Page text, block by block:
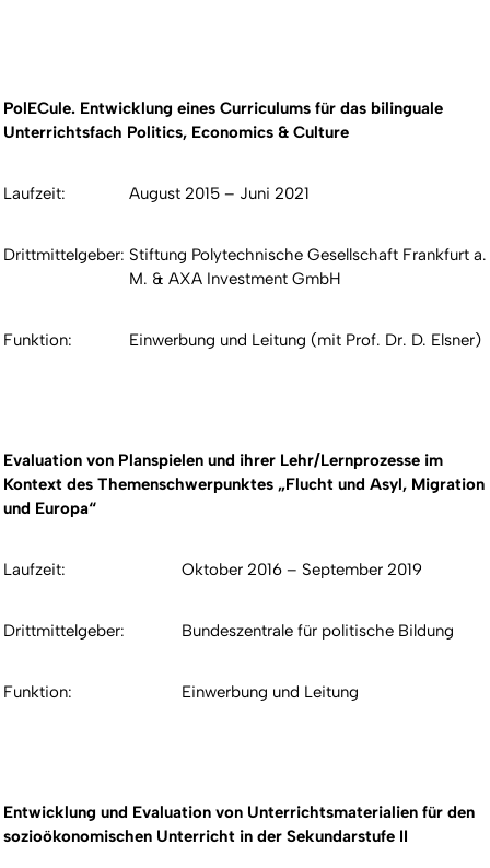
PolECule. Entwicklung eines Curriculums für das bilinguale
Unterrichtsfach Politics, Economics & Culture
Laufzeit: August 2015 – Juni 2021
Drittmittelgeber: Stiftung Polytechnische Gesellschaft Frankfurt a.
M. & AXA Investment GmbH
Funktion: Einwerbung und Leitung (mit Prof. Dr. D. Elsner)
Evaluation von Planspielen und ihrer Lehr/Lernprozesse im
Kontext des Themenschwerpunktes „Flucht und Asyl, Migration
und Europa“
Laufzeit: Oktober 2016 – September 2019
Drittmittelgeber: Bundeszentrale für politische Bildung
Funktion: Einwerbung und Leitung
Entwicklung und Evaluation von Unterrichtsmaterialien für den
sozioökonomischen Unterricht in der Sekundarstufe II